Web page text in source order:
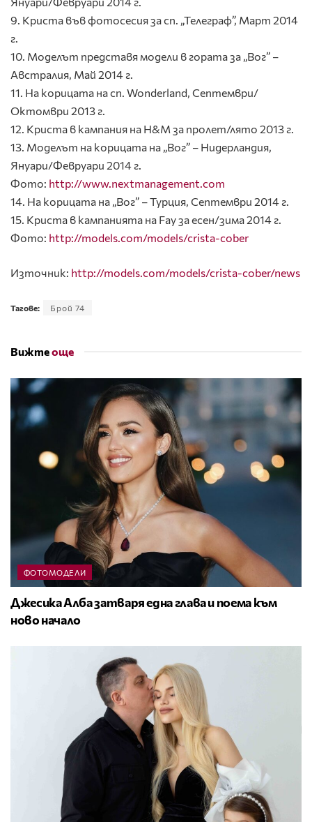
9. Криста във фотосесия за сп. „Телеграф”, Март 2014
г.
10. Моделът представя модели в гората за „Вог” –
Австралия, Май 2014 г.
11. На корицата на сп. Wonderland, Септември/
Октомври 2013 г.
12. Криста в кампания на H&M за пролет/лято 2013 г.
13. Моделът на корицата на „Вог” – Нидерландия,
Януари/Февруари 2014 г.
Фото: http://www.nextmanagement.com
14. На корицата на „Вог” – Турция, Септември 2014 г.
15. Криста в кампанията на Fay за есен/зима 2014 г.
Фото: http://models.com/models/crista-cober
Източник: http://models.com/models/crista-cober/news
Тагове: Брой 74
Вижтеоще
ФОТОМОДЕЛИ
Джесика Алба затваря една глава и поема към
ново начало